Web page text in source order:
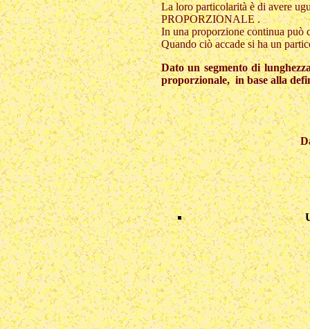
La loro particolarità è di avere
PROPORZIONALE .
In una proporzione continua può
Quando ciò accade si ha un
Dato un segmento di
proporzionale, in base alla